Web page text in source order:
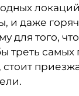
и даже
для того,
треть
стоит